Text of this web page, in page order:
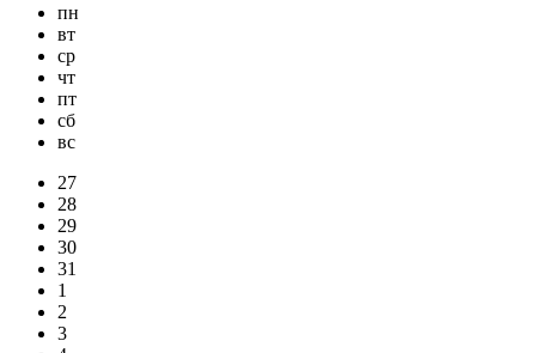
пн
вт
ср
чт
пт
сб
вс
27
28
29
30
31
1
2
3